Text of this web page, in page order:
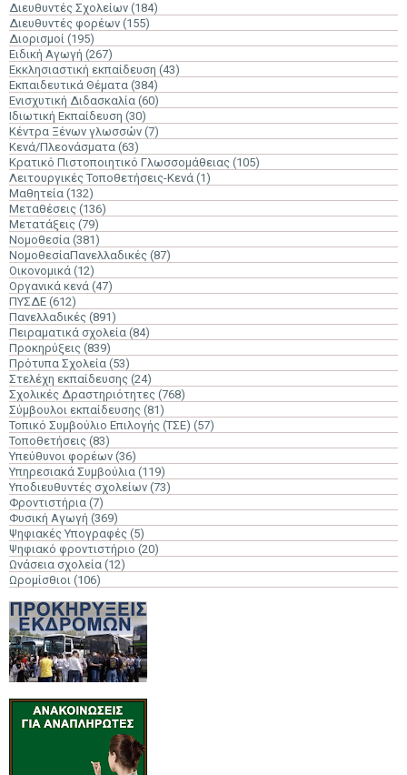
Διευθυντές Σχολείων (184)
Διευθυντές φορέων (155)
Διορισμοί (195)
Ειδική Αγωγή (267)
Εκκλησιαστική εκπαίδευση (43)
Εκπαιδευτικά Θέματα (384)
Ενισχυτική Διδασκαλία (60)
Ιδιωτική Εκπαίδευση (30)
Κέντρα Ξένων γλωσσών (7)
Κενά/Πλεονάσματα (63)
Κρατικό Πιστοποιητικό Γλωσσομάθειας (105)
Λειτουργικές Τοποθετήσεις-Κενά (1)
Μαθητεία (132)
Μεταθέσεις (136)
Μετατάξεις (79)
Νομοθεσία (381)
ΝομοθεσίαΠανελλαδικές (87)
Οικονομικά (12)
Οργανικά κενά (47)
ΠΥΣΔΕ (612)
Πανελλαδικές (891)
Πειραματικά σχολεία (84)
Προκηρύξεις (839)
Πρότυπα Σχολεία (53)
Στελέχη εκπαίδευσης (24)
Σχολικές Δραστηριότητες (768)
Σύμβουλοι εκπαίδευσης (81)
Τοπικό Συμβούλιο Επιλογής (ΤΣΕ) (57)
Τοποθετήσεις (83)
Υπεύθυνοι φορέων (36)
Υπηρεσιακά Συμβούλια (119)
Υποδιευθυντές σχολείων (73)
Φροντιστήρια (7)
Φυσική Αγωγή (369)
Ψηφιακές Υπογραφές (5)
Ψηφιακό φροντιστήριο (20)
Ωνάσεια σχολεία (12)
Ωρομίσθιοι (106)